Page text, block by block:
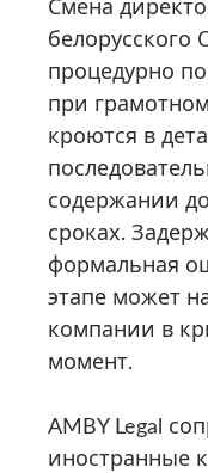
юридически
от подготовки
Подробнее об
странице
право».
процедурно
при
кроются в
содержании
сроках.
формальная
этапе может
компании в
момент.
AMBY Legal
иностранные